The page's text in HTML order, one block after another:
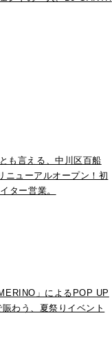
も言える、中川区百船
ューアルオープン！初
ター営業。
」によるPOP UP
わう、夏祭りイベント